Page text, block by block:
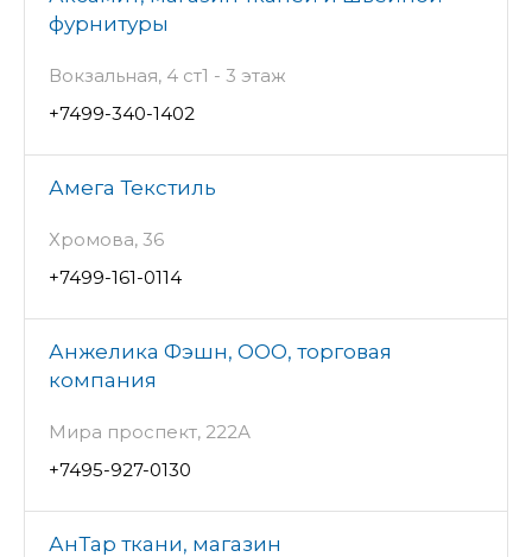
фурнитуры
Вокзальная, 4 ст1 - 3 этаж
+7499-340-1402
Амега Текстиль
Хромова, 36
+7499-161-0114
Анжелика Фэшн, ООО, торговая
компания
Мира проспект, 222А
+7495-927-0130
АнТар ткани, магазин